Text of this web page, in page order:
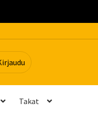
Takat